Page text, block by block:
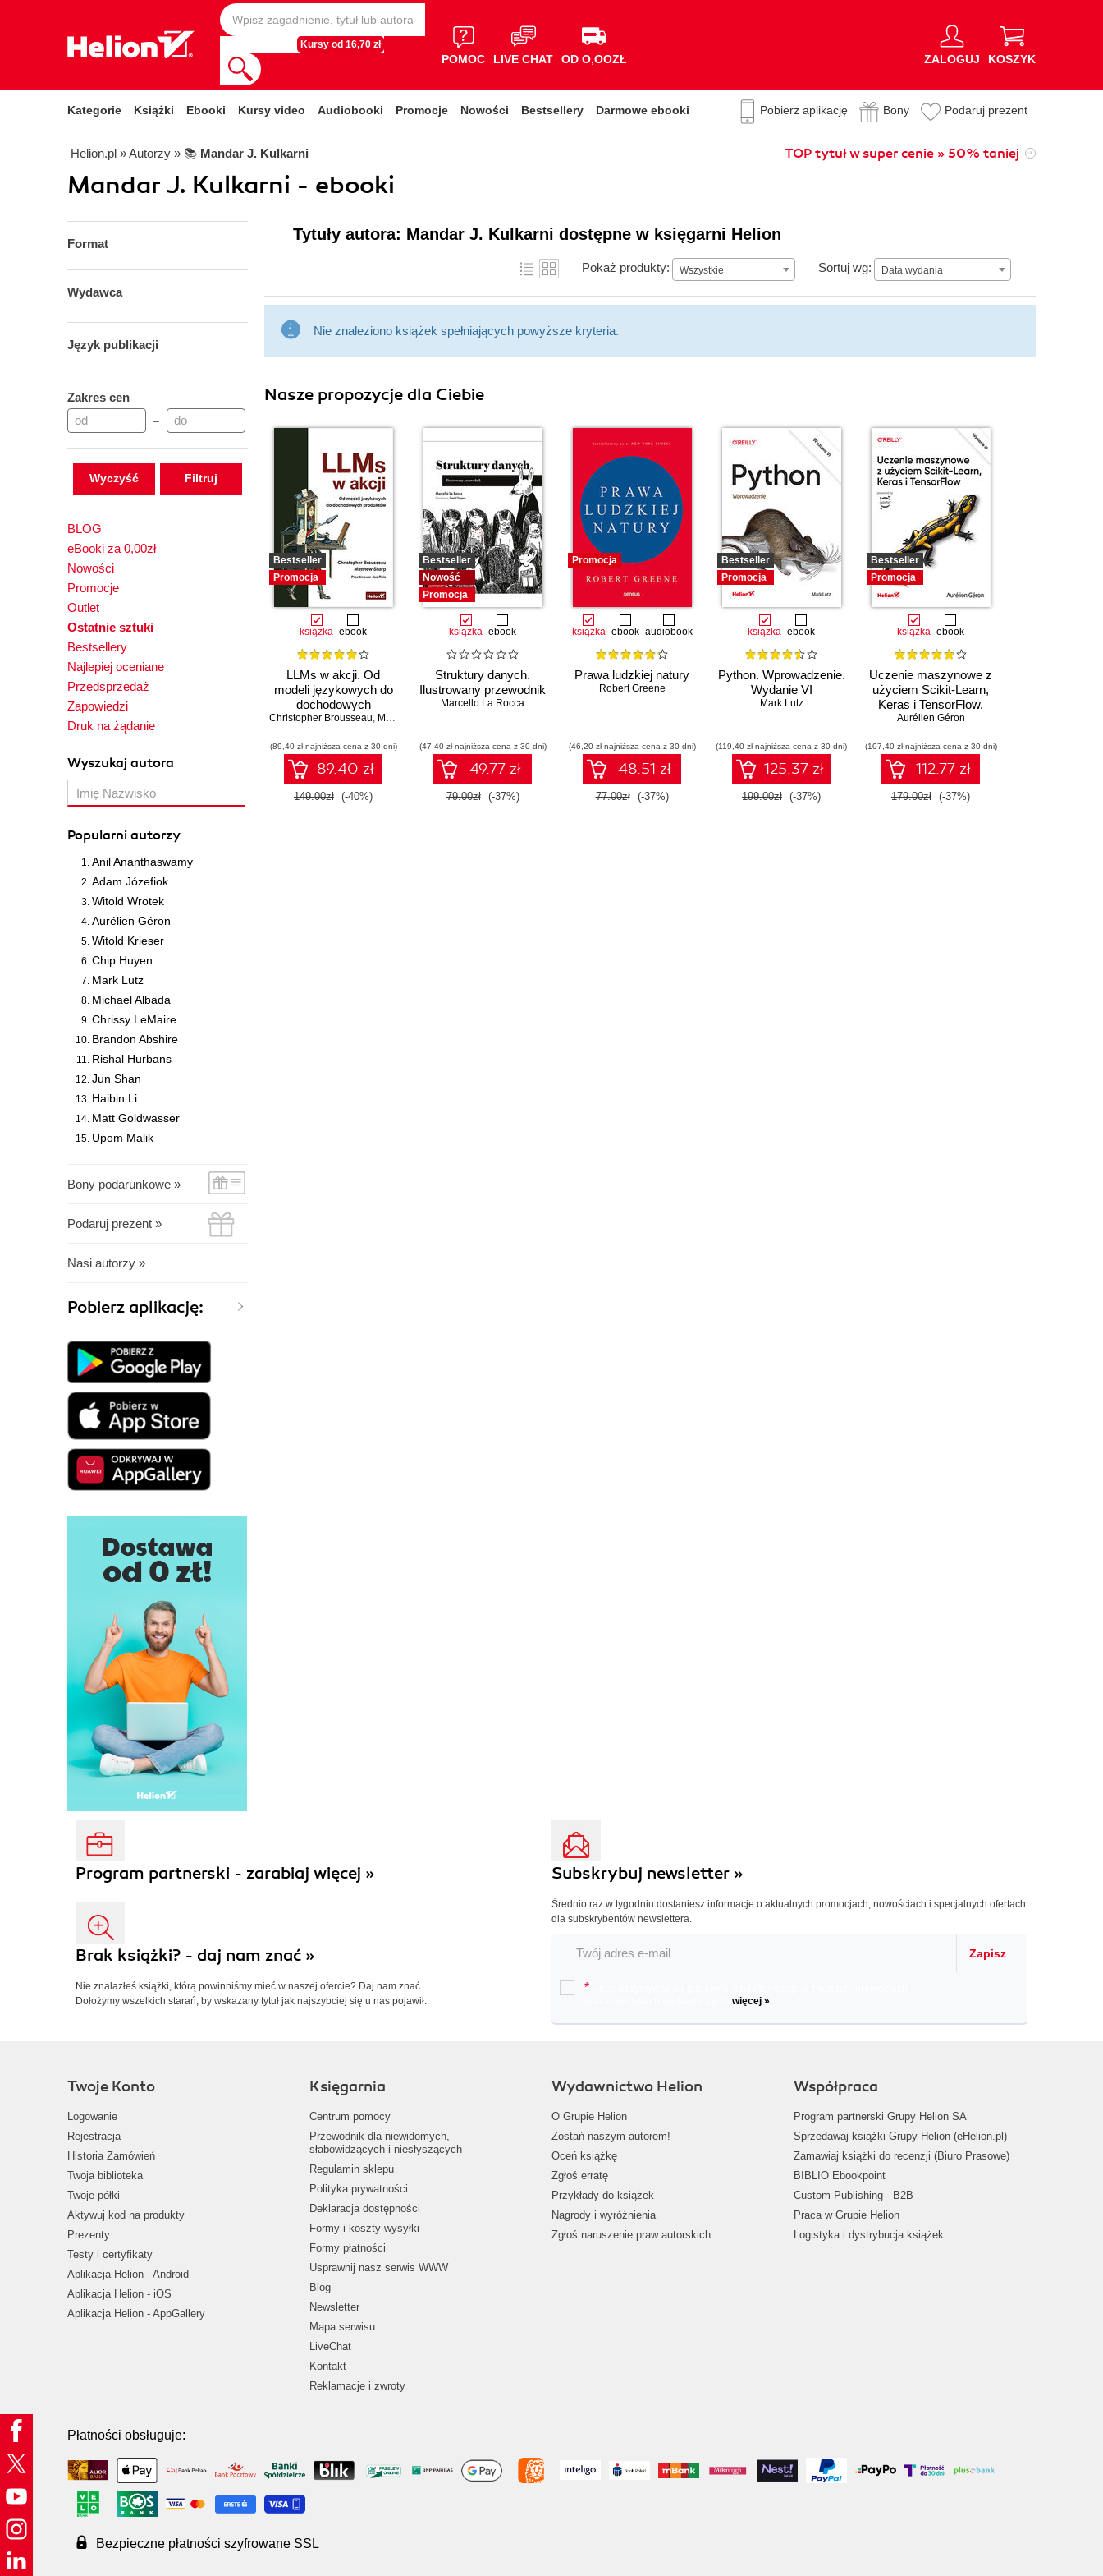
Kursy od 16,70 zł
POMOC LIVE CHAT OD O,OOZŁ ZALOGUJ KOSZYK
Kategorie Książki Ebooki Kursy video Audiobooki Promocje Nowości Bestsellery Darmowe ebooki Pobierz aplikację Bony Podaruj prezent
Helion.pl » Autorzy » 📚 Mandar J. Kulkarni TOP tytuł w super cenie » 50% taniej
Mandar J. Kulkarni - ebooki
Format
Wydawca
Język publikacji
Zakres cen
–
Wyczyść
BLOG
eBooki za 0,00zł
Nowości
Promocje
Outlet
Ostatnie sztuki
Bestsellery
Najlepiej oceniane
Przedsprzedaż
Zapowiedzi
Druk na żądanie
Wyszukaj autora
Popularni autorzy
Anil Ananthaswamy
Adam Józefiok
Witold Wrotek
Aurélien Géron
Witold Krieser
Chip Huyen
Mark Lutz
Michael Albada
Chrissy LeMaire
Brandon Abshire
Rishal Hurbans
Jun Shan
Haibin Li
Matt Goldwasser
Upom Malik
Bony podarunkowe »
Podaruj prezent »
Nasi autorzy »
Pobierz aplikację:
Tytuły autora: Mandar J. Kulkarni dostępne w księgarni Helion
Pokaż produkty: Wszystkie Sortuj wg: Data wydania
Data wydania
Nie znaleziono książek spełniających powyższe kryteria.
Nasze propozycje dla Ciebie
Bestseller
Promocja
książka ebook
LLMs w akcji. Od
modeli językowych do
dochodowych
produktów
Christopher Brousseau, Matt Sharp
(89,40 zł najniższa cena z 30 dni)
89.40 zł
149.00zł (-40%)
Bestseller
Nowość
Promocja
książka ebook
Struktury danych.
Ilustrowany przewodnik
Marcello La Rocca
(47,40 zł najniższa cena z 30 dni)
49.77 zł
79.00zł (-37%)
Promocja
książka ebook audiobook
Prawa ludzkiej natury
Robert Greene
(46,20 zł najniższa cena z 30 dni)
48.51 zł
77.00zł (-37%)
Bestseller
Promocja
książka ebook
Python. Wprowadzenie.
Wydanie VI
Mark Lutz
(119,40 zł najniższa cena z 30 dni)
125.37 zł
199.00zł (-37%)
Bestseller
Promocja
książka ebook
Uczenie maszynowe z
użyciem Scikit-Learn,
Keras i TensorFlow.
Wydanie III
Aurélien Géron
(107,40 zł najniższa cena z 30 dni)
112.77 zł
179.00zł (-37%)
Program partnerski - zarabiaj więcej »
Brak książki? - daj nam znać »
Nie znalazłeś książki, którą powinniśmy mieć w naszej ofercie? Daj nam znać.
Dołożymy wszelkich starań, by wskazany tytuł jak najszybciej się u nas pojawił.
Subskrybuj newsletter »
Średnio raz w tygodniu dostaniesz informacje o aktualnych promocjach, nowościach i specjalnych ofertach
dla subskrybentów newslettera.
Zapisz
*
więcej »
Twoje Konto
Logowanie
Rejestracja
Historia Zamówień
Twoja biblioteka
Twoje półki
Aktywuj kod na produkty
Prezenty
Testy i certyfikaty
Aplikacja Helion - Android
Aplikacja Helion - iOS
Aplikacja Helion - AppGallery
Księgarnia
Centrum pomocy
Przewodnik dla niewidomych,
słabowidzących i niesłyszących
Regulamin sklepu
Polityka prywatności
Deklaracja dostępności
Formy i koszty wysyłki
Formy płatności
Usprawnij nasz serwis WWW
Blog
Newsletter
Mapa serwisu
LiveChat
Kontakt
Reklamacje i zwroty
Wydawnictwo Helion
O Grupie Helion
Zostań naszym autorem!
Oceń książkę
Zgłoś erratę
Przykłady do książek
Nagrody i wyróżnienia
Zgłoś naruszenie praw autorskich
Współpraca
Program partnerski Grupy Helion SA
Sprzedawaj książki Grupy Helion (eHelion.pl)
Zamawiaj książki do recenzji (Biuro Prasowe)
BIBLIO Ebookpoint
Custom Publishing - B2B
Praca w Grupie Helion
Logistyka i dystrybucja książek
Płatności obsługuje:
Bezpieczne płatności szyfrowane SSL